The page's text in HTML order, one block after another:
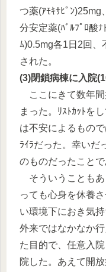
つ薬(ｱﾓｷｻﾋﾟﾝ)25mg
分安定薬(ﾊﾞﾙﾌﾟﾛ酸ﾅ
ﾑ)0.5mg各1日2回、
された。
(3)閉鎖病棟に入院
ここにきて数年間
まった。ﾘｽﾄｶｯﾄを
は不安によるもの
ﾗｲﾗだった。幸いだ
のものだったことで
そういうこともあ
っても心身を休養
い環境下におき気
外来ではなかなか
た目的で、任意入
院した。あえて開